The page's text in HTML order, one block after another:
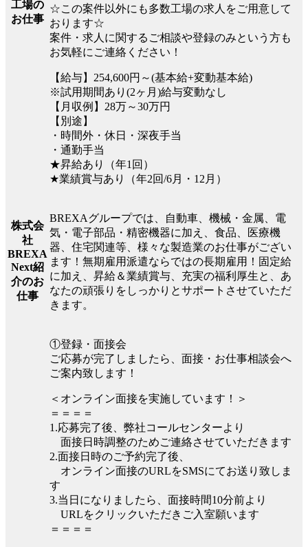
工場の
お仕事
☆この案件以外にも多数工場の求人をご用意して
おります☆
案件・求人に関するご相談や登録のみという方も
お気軽にご連絡ください！
【給与】254,600円～(基本給+変動基本給)
※試用期間あり(2ヶ月)給与変動なし
【月収例】28万～30万円
【別途】
・時間外・休日・深夜手当
・通勤手当
★昇給あり（年1回）
★業績賞与あり（年2回/6月・12月）
株式会
社
BREXA
Next紹
介のお
仕事
BREXAグループでは、自動車、機械・金属、電
気・電子部品・精密機器に加え、食品、医療機
器、住宅関連等、様々な製造業のお仕事がござい
ます！無期雇用派遣ならではの長期雇用！固定給
に加え、昇給＆業績賞与、充実の福利厚生と、あ
なたの頑張りをしっかりとサポートさせていただ
きます。
①登録・面接会
ご応募が完了しましたら、面接・お仕事相談会へ
ご案内致します！
＜オンライン面接を実施しています！＞
＝＝＝＝
1.応募完了後、弊社コールセンターより
面接日時調整のためご連絡させていただきます
2.面接日時のご予約完了後、
オンライン面接のURLをSMSにてお送り致しま
す
3.当日になりましたら、面接時間10分前より
URLをクリックいただきご入室願います
＝＝＝＝